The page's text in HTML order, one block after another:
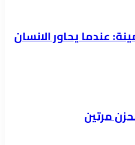
عندما يحاور الانسان
مرتين